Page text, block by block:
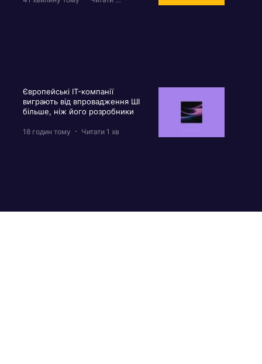
Європейські IT-компанії
виграють від впровадження ШІ
більше, ніж його розробники
18 годин тому Читати 1 хв